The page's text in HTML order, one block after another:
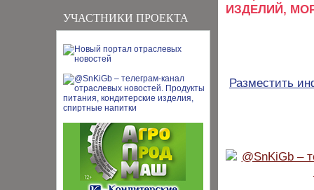
УЧАСТНИКИ ПРОЕКТА
ИЗДЕЛИЙ,
Разместить